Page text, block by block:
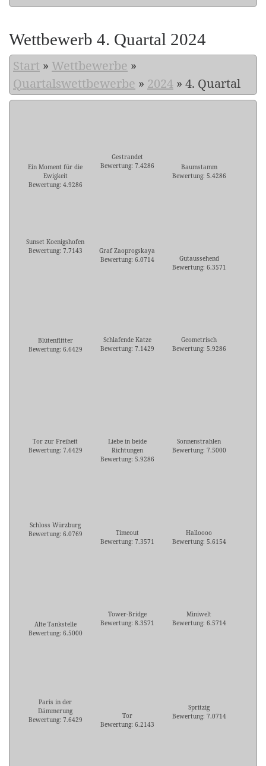
Wettbewerb 4. Quartal 2024
Start » Wettbewerbe »
Quartalswettbewerbe » 2024 » 4. Quartal
Ein Moment für die
Ewigkeit
Bewertung: 4.9286
Gestrandet
Bewertung: 7.4286
Baumstamm
Bewertung: 5.4286
Sunset Koenigshofen
Bewertung: 7.7143
Graf Zaoprogskaya
Bewertung: 6.0714
Gutaussehend
Bewertung: 6.3571
Blütenflitter
Bewertung: 6.6429
Schlafende Katze
Bewertung: 7.1429
Geometrisch
Bewertung: 5.9286
Tor zur Freiheit
Bewertung: 7.6429
Liebe in beide
Richtungen
Bewertung: 5.9286
Sonnenstrahlen
Bewertung: 7.5000
Schloss Würzburg
Bewertung: 6.0769
Timeout
Bewertung: 7.3571
Halloooo
Bewertung: 5.6154
Alte Tankstelle
Bewertung: 6.5000
Tower-Bridge
Bewertung: 8.3571
Miniwelt
Bewertung: 6.5714
Paris in der
Dämmerung
Bewertung: 7.6429
Tor
Bewertung: 6.2143
Spritzig
Bewertung: 7.0714